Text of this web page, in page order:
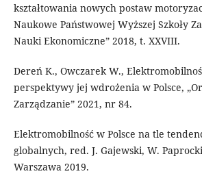
kształtowania nowych postaw
Naukowe Państwowej Wyższej Szkoły
Nauki Ekonomiczne” 2018, t. XXVIII.
Dereń K., Owczarek W.,
perspektywy jej wdrożenia w Polsce,
Zarządzanie” 2021, nr 84.
Elektromobilność w Polsce na tle
globalnych, red. J. Gajewski, W.
Warszawa 2019.